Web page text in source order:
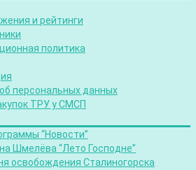
и рейтинги
политика
персональных данных
ТРУ у СМСП
“Новости”
Шмелёва “Лето Господне”
освобождения Сталиногорска